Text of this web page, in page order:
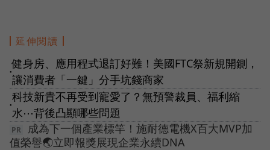
延伸閱讀
●
健身房、應用程式退訂好難！美國FTC祭新規開鍘，
讓消費者「一鍵」分手坑錢商家
●
科技新貴不再受到寵愛了？無預警裁員、福利縮
水⋯背後凸顯哪些問題
成為下一個產業標竿！施耐德電機X百大MVP加
值榮譽🌏立即報獎展現企業永續DNA